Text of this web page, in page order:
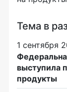
Тема в
1 сентября
выступила
продукты